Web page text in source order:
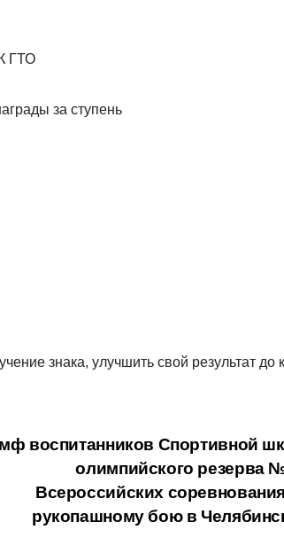
ГТО
за ступень
знака, улучшить свой результат до
воспитанников Спортивной
олимпийского резерва
Всероссийских
рукопашному бою в